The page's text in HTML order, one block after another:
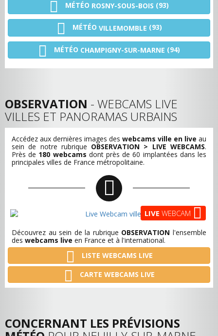
MÉTÉO ROSNY-SOUS-BOIS (93)
MÉTÉO VILLEMOMBLE (93)
MÉTÉO CHAMPIGNY-SUR-MARNE (94)
OBSERVATION - WEBCAMS LIVE
VILLES ET PANORAMAS URBAINS
Accédez aux dernières images des webcams ville en live au
sein de notre rubrique OBSERVATION > LIVE WEBCAMS.
Près de 180 webcams dont près de 60 implantées dans les
principales villes de France métropolitaine.
LIVE WEBCAM
Découvrez au sein de la rubrique OBSERVATION l'ensemble
des webcams live en France et à l'international.
LISTE WEBCAMS LIVE
CARTE WEBCAMS LIVE
CONCERNANT LES PRÉVISIONS